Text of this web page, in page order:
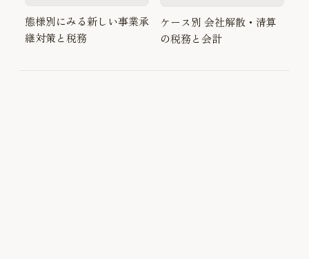
態様別にみる新しい事業承
継対策と税務
ケース別 会社解散・清算
の税務と会計